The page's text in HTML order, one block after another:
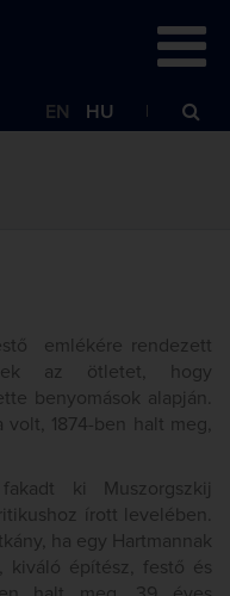
EN HU
emlékére rendezett
az ötletet, hogy
benyomások alapján.
1874-ben halt meg,
ki Muszorgszkij
írott levelében.
ha egy Hartmannak
kiváló építész, festő és